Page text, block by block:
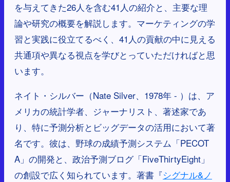
を与えてきた26人を含む41人の紹介と、主要な理
論や研究の概要を解説します。マーケティングの学
習と実践に役立てるべく、41人の貢献の中に見える
共通項や異なる視点を学びとっていただければと思
います。
ネイト・シルバー（Nate Silver、1978年 - ）は、ア
メリカの統計学者、ジャーナリスト、著述家であ
り、特に予測分析とビッグデータの活用において著
名です。彼は、野球の成績予測システム「PECOT
A」の開発と、政治予測ブログ「FiveThirtyEight」
の創設で広く知られています。著書『シグナル&ノ